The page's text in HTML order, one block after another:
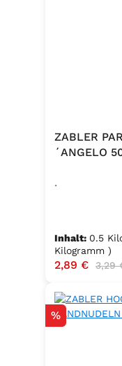
ZABLER
´ANGELO
.
Inhalt: 0.5
Kilogramm )
2,89 € 3,29
Rabatt
%